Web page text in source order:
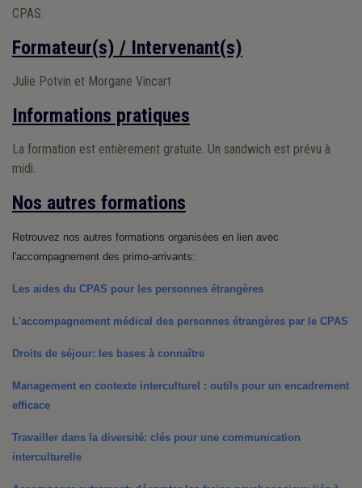
CPAS.
Formateur(s) / Intervenant(s)
Julie Potvin et Morgane Vincart
Informations pratiques
La formation est entièrement gratuite. Un sandwich est prévu à
midi.
Nos autres formations
Retrouvez nos autres formations organisées en lien avec
l'accompagnement des primo-arrivants:
Les aides du CPAS pour les personnes étrangères
L'accompagnement médical des personnes étrangères par le CPAS
Droits de séjour: les bases à connaître
Management en contexte interculturel : outils pour un encadrement
efficace
Travailler dans la diversité: clés pour une communication
interculturelle